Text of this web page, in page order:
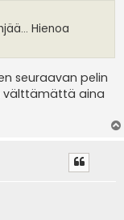
Hienoa
seuraavan pelin
välttämättä aina